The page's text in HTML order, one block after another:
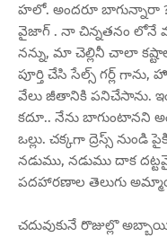
హలో. అందరూ బాగున్నారా
వైజాగ్ . నా చిన్నతనం
నన్ను, మా చెల్లినీ చాలా
పూర్తి చేసి సేల్స్ గర్ల్
వేలు జీతానికి పనిచేసాను.
కదూ.. నేను బాగుంటానని
ఒల్లు. చక్కగా ద్రెస్స్ నుండి
నడుము, నడుము దాక
పదహారణాల తెలుగు
చదువుకునే రొజుల్లొ